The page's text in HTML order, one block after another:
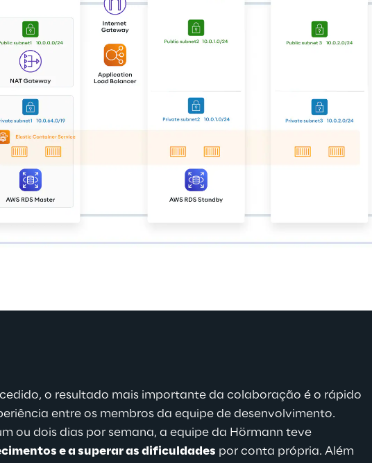
o resultado mais importante da colaboração é o rápido
entre os membros da equipe de desenvolvimento.
ou dois dias por semana, a equipe da Hörmann teve
e a superar as dificuldades por conta própria. Além